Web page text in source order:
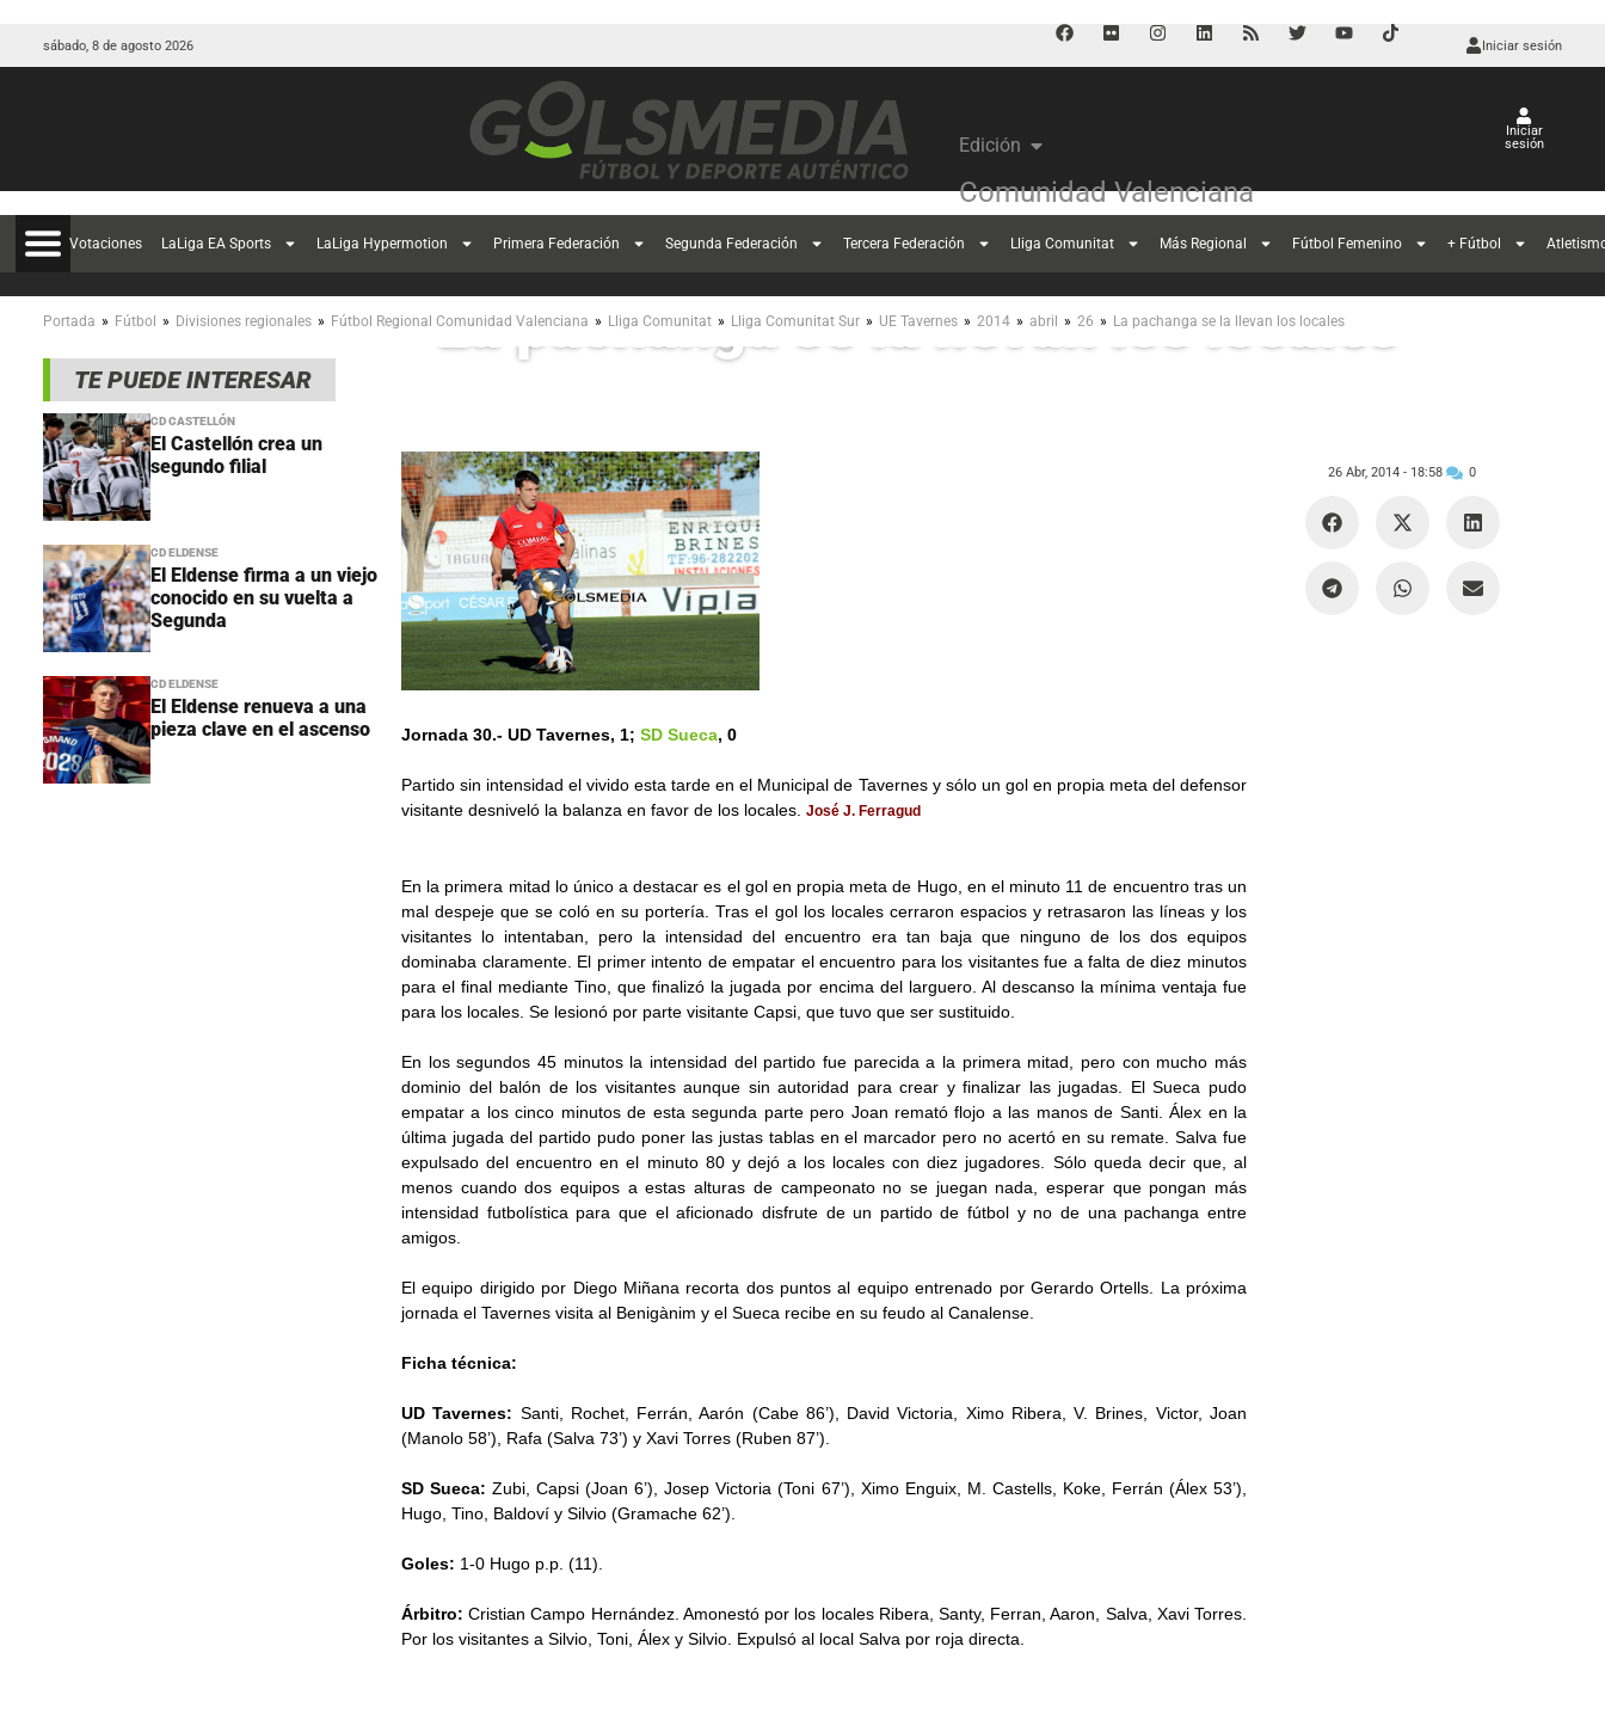
sábado, 8 de agosto 2026 Iniciar sesión
Edición
Comunidad Valenciana
Iniciar
sesión
Votaciones LaLiga EA Sports LaLiga Hypermotion Primera Federación Segunda Federación Tercera Federación Lliga Comunitat Más Regional Fútbol Femenino + Fútbol
Portada » Fútbol » Divisiones regionales » Fútbol Regional Comunidad Valenciana » Lliga Comunitat » Lliga Comunitat Sur » UE Tavernes » 2014 » abril » 26 » La pachanga se la llevan los locales
TE PUEDE INTERESAR
CD CASTELLÓN
El Castellón crea un
segundo filial
CD ELDENSE
El Eldense firma a un viejo
conocido en su vuelta a
Segunda
CD ELDENSE
El Eldense renueva a una
pieza clave en el ascenso
La pachanga se la llevan los locales
Jornada 30.- UD Tavernes, 1; SD Sueca, 0
Partido sin intensidad el vivido esta tarde en el Municipal de Tavernes y sólo un gol en propia meta del defensor
visitante desniveló la balanza en favor de los locales. José J. Ferragud
En la primera mitad lo único a destacar es el gol en propia meta de Hugo, en el minuto 11 de encuentro tras un
mal despeje que se coló en su portería. Tras el gol los locales cerraron espacios y retrasaron las líneas y los
visitantes lo intentaban, pero la intensidad del encuentro era tan baja que ninguno de los dos equipos
dominaba claramente. El primer intento de empatar el encuentro para los visitantes fue a falta de diez minutos
para el final mediante Tino, que finalizó la jugada por encima del larguero. Al descanso la mínima ventaja fue
para los locales. Se lesionó por parte visitante Capsi, que tuvo que ser sustituido.
En los segundos 45 minutos la intensidad del partido fue parecida a la primera mitad, pero con mucho más
dominio del balón de los visitantes aunque sin autoridad para crear y finalizar las jugadas. El Sueca pudo
empatar a los cinco minutos de esta segunda parte pero Joan remató flojo a las manos de Santi. Álex en la
última jugada del partido pudo poner las justas tablas en el marcador pero no acertó en su remate. Salva fue
expulsado del encuentro en el minuto 80 y dejó a los locales con diez jugadores. Sólo queda decir que, al
menos cuando dos equipos a estas alturas de campeonato no se juegan nada, esperar que pongan más
intensidad futbolística para que el aficionado disfrute de un partido de fútbol y no de una pachanga entre
amigos.
El equipo dirigido por Diego Miñana recorta dos puntos al equipo entrenado por Gerardo Ortells. La próxima
jornada el Tavernes visita al Benigànim y el Sueca recibe en su feudo al Canalense.
Ficha técnica:
UD Tavernes: Santi, Rochet, Ferrán, Aarón (Cabe 86’), David Victoria, Ximo Ribera, V. Brines, Victor, Joan
(Manolo 58’), Rafa (Salva 73’) y Xavi Torres (Ruben 87’).
SD Sueca:Zubi, Capsi (Joan 6’), Josep Victoria (Toni 67’), Ximo Enguix, M. Castells, Koke, Ferrán (Álex 53’),
Hugo, Tino, Baldoví y Silvio (Gramache 62’).
Goles: 1-0 Hugo p.p. (11).
Árbitro:Cristian Campo Hernández. Amonestó por los locales Ribera, Santy, Ferran, Aaron, Salva, Xavi Torres.
Por los visitantes a Silvio, Toni, Álex y Silvio. Expulsó al local Salva por roja directa.
26 Abr, 2014 - 18:58 0